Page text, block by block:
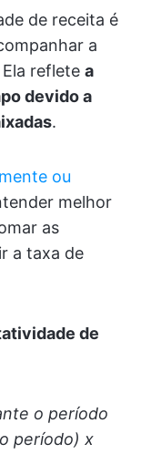
de receita é
a
reflete a
devido a
.
ou
melhor
as
a taxa de
de
o período
período) x